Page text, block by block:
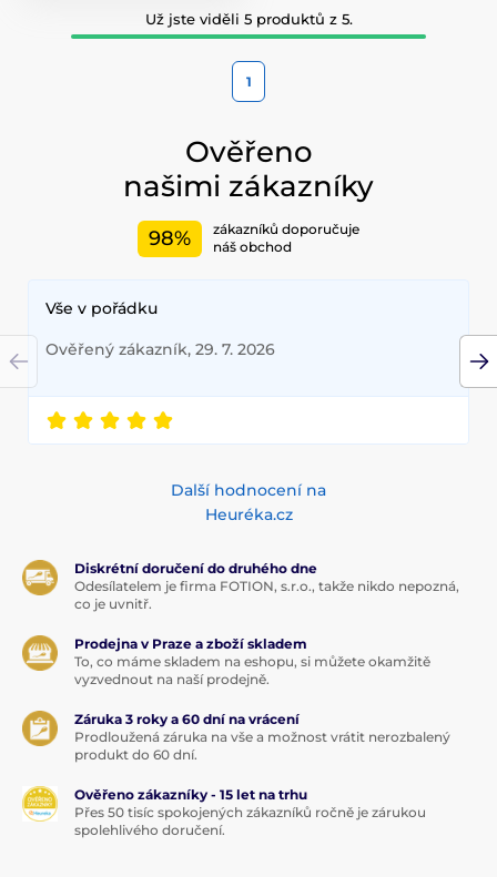
Už jste viděli 5 produktů z 5.
1
Ověřeno
našimi zákazníky
98%
zákazníků doporučuje
náš obchod
Vše v pořádku
Ověřený zákazník, 29. 7. 2026
Další hodnocení na
Heuréka.cz
Diskrétní doručení do druhého dne
Odesílatelem je firma FOTION, s.r.o., takže nikdo nepozná,
co je uvnitř.
Prodejna v Praze a zboží skladem
To, co máme skladem na eshopu, si můžete okamžitě
vyzvednout na naší prodejně.
Záruka 3 roky a 60 dní na vrácení
Prodloužená záruka na vše a možnost vrátit nerozbalený
produkt do 60 dní.
Ověřeno zákazníky - 15 let na trhu
Přes 50 tisíc spokojených zákazníků ročně je zárukou
spolehlivého doručení.